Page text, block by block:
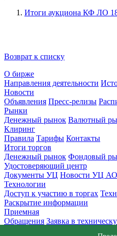
Итоги аукциона КФ ЛО
Возврат к списку
О бирже
Направления деятельности
Новости
Объявления Пресс-релизы
Рынки
Денежный рынок Валютный
Клиринг
Правила Тарифы Контакты
Итоги торгов
Денежный рынок Фондовый
Удостоверяющий центр
Документы УЦ Новости УЦ
Технологии
Доступ к участию в торгах
Раскрытие информации
Приемная
Обращения Заявка в